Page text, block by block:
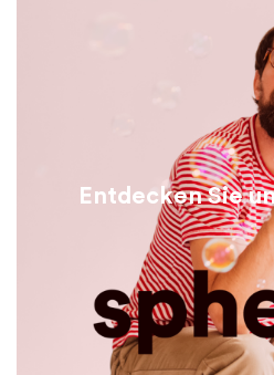
Entdecken Sie